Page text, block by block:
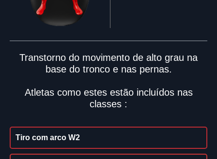
Transtorno do movimento de alto grau na
base do tronco e nas pernas.
Atletas como estes estão incluídos nas
classes :
Tiro com arco W2